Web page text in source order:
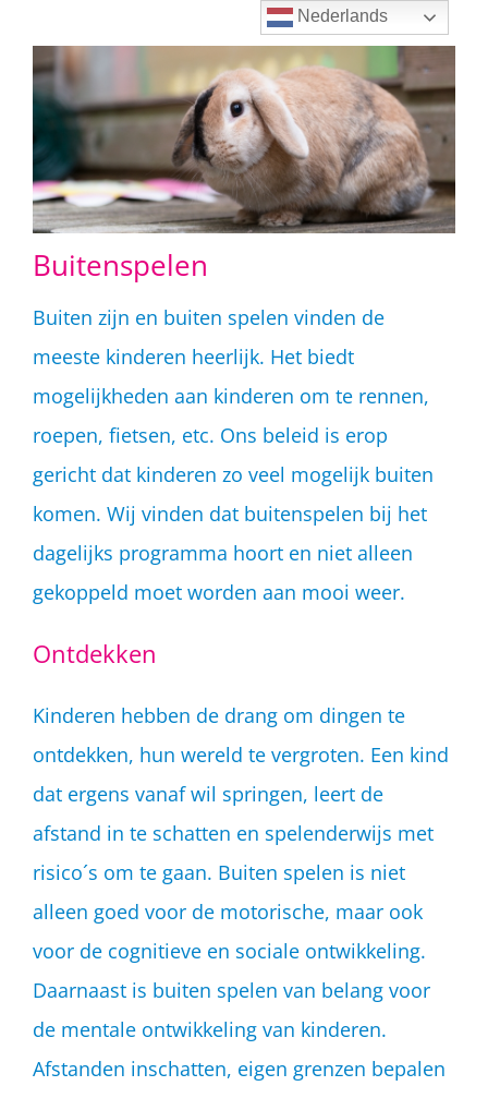
inhoud
Buitenspelen
Buiten zijn en buiten spelen vinden de
meeste kinderen heerlijk. Het biedt
mogelijkheden aan kinderen om te rennen,
roepen, fietsen, etc. Ons beleid is erop
gericht dat kinderen zo veel mogelijk buiten
komen. Wij vinden dat buitenspelen bij het
dagelijks programma hoort en niet alleen
gekoppeld moet worden aan mooi weer.
Ontdekken
Kinderen hebben de drang om dingen te
ontdekken, hun wereld te vergroten. Een kind
dat ergens vanaf wil springen, leert de
afstand in te schatten en spelenderwijs met
risico´s om te gaan. Buiten spelen is niet
alleen goed voor de motorische, maar ook
voor de cognitieve en sociale ontwikkeling.
Daarnaast is buiten spelen van belang voor
de mentale ontwikkeling van kinderen.
Afstanden inschatten, eigen grenzen bepalen
Nederlands